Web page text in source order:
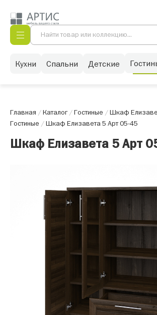
Кухни Спальни Детские
Главная /Каталог/Гостиные /Шкаф
Гостиные /Шкаф Елизавета 5 Арт 05-45
Шкаф Елизавета 5 Арт